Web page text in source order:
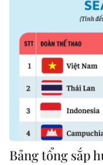
Bảng tổng sắp